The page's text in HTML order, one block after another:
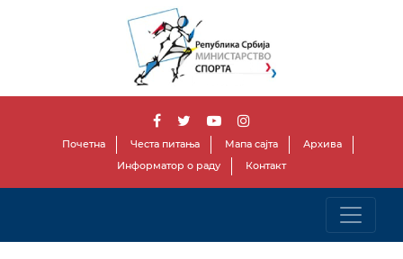
Почетна Честа питања Мапа сајта
Архива
Информатор о раду
Контакт